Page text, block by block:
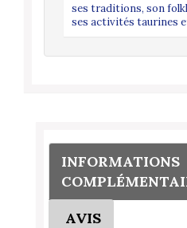
ses traditions, son
ses activités taurines
INFORMATIONS
AVIS